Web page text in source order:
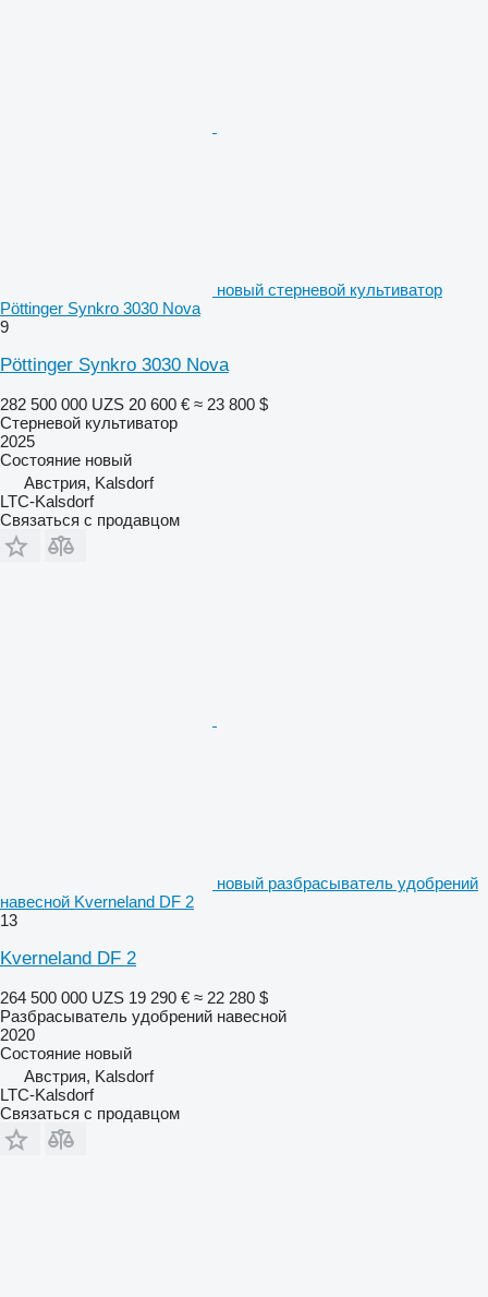
новый стерневой культиватор
Pöttinger Synkro 3030 Nova
9
Pöttinger Synkro 3030 Nova
282 500 000 UZS 20 600 € ≈ 23 800 $
Стерневой культиватор
2025
Состояние новый
Австрия, Kalsdorf
LTC-Kalsdorf
Связаться с продавцом
новый разбрасыватель удобрений
навесной Kverneland DF 2
13
Kverneland DF 2
264 500 000 UZS 19 290 € ≈ 22 280 $
Разбрасыватель удобрений навесной
2020
Состояние новый
Австрия, Kalsdorf
LTC-Kalsdorf
Связаться с продавцом